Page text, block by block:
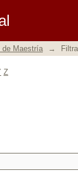
de Maestría →
Z